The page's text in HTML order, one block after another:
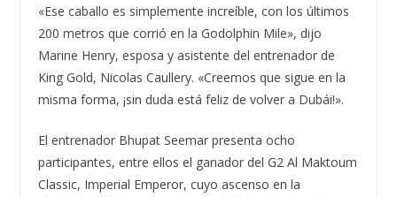
«Ese caballo es simplemente increíble, con los últimos
200 metros que corrió en la Godolphin Mile», dijo
Marine Henry, esposa y asistente del entrenador de
King Gold, Nicolas Caullery. «Creemos que sigue en la
misma forma, ¡sin duda está feliz de volver a Dubái!».
El entrenador Bhupat Seemar presenta ocho
participantes, entre ellos el ganador del G2 Al Maktoum
Classic, Imperial Emperor, cuyo ascenso en la